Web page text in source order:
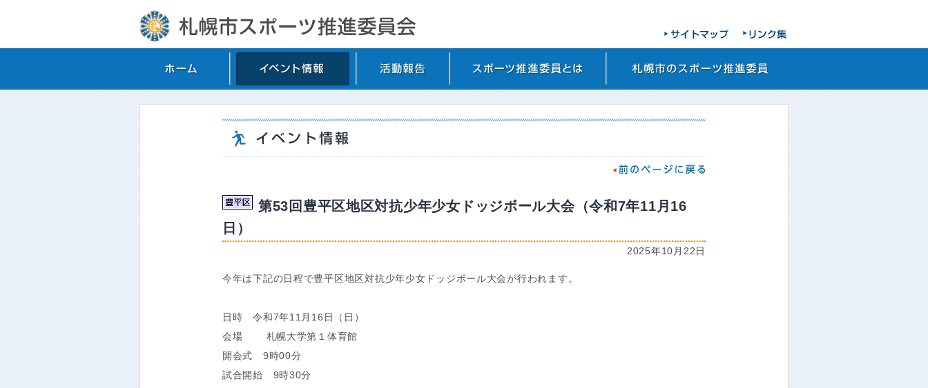
第53回豊平区地区対抗少年少女ドッジボール大会（令和7年11月16
日）
2025年10月22日
今年は下記の日程で豊平区地区対抗少年少女ドッジボール大会が行われます。
日時 令和7年11月16日（日）
会場 札幌大学第１体育館
開会式 9時00分
試合開始 9時30分